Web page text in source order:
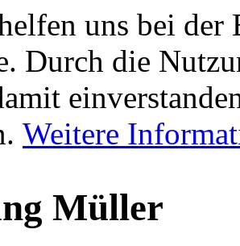
uns bei
Durch die
Weitere
Müller